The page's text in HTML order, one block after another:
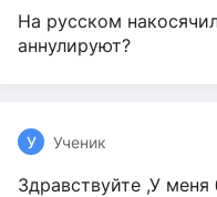
На русском
аннулируют?
У Ученик
Здравствуйте ,У